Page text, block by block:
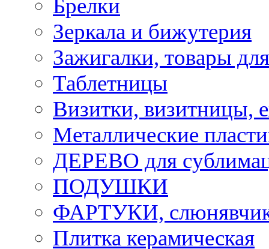
Брелки
Зеркала и бижутерия
Зажигалки, товары
Таблетницы
Визитки, визитницы,
Металлические
ДЕРЕВО для
ПОДУШКИ
ФАРТУКИ,
Плитка керамическая